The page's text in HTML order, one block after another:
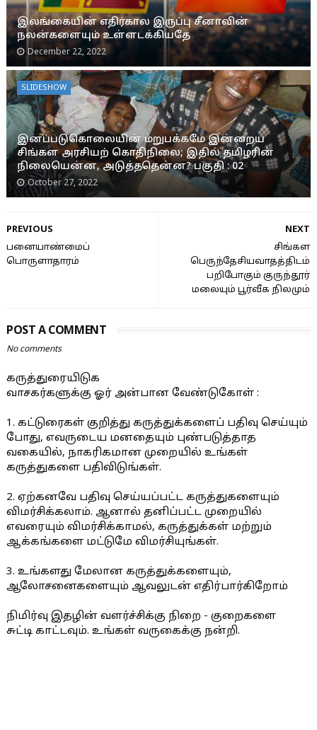
இலங்கையின் எதிர்கால இருப்பு சீனாவின்
நலன்களையும் உள்ளடக்கியதே
December 22, 2022
SLIDESHOW
இனப்படுகொலையின் மறுபக்கமே இன்றைய
சிங்கள அரசியற் கொதிநிலை; இதில் தமிழரின்
நிலையென்ன, அடுத்ததென்ன? பகுதி : 02
October 27, 2022
NEXT
சிங்கள
பெருந்தேசியவாதத்திடம்
பறிபோகும் குருந்தூர்
மலையும் பூர்வீக நிலமும்
PREVIOUS
பனையாண்மைப்
பொருளாதாரம்
POST A COMMENT
No comments
கருத்துரையிடுக
வாசகர்களுக்கு ஓர் அன்பான வேண்டுகோள் :
1. கட்டுரைகள் குறித்து கருத்துக்களைப் பதிவு செய்யும்
போது, எவருடைய மனதையும் புண்படுத்தாத
வகையில், நாகரிகமான முறையில் உங்கள்
கருத்துகளை பதிவிடுங்கள்.
2. ஏற்கனவே பதிவு செய்யப்பட்ட கருத்துகளையும்
விமர்சிக்கலாம். ஆனால் தனிப்பட்ட முறையில்
எவரையும் விமர்சிக்காமல், கருத்துக்கள் மற்றும்
ஆக்கங்களை மட்டுமே விமர்சியுங்கள்.
3. உங்களது மேலான கருத்துக்களையும்,
ஆலோசனைகளையும் ஆவலுடன் எதிர்பார்கிறோம்
நிமிர்வு இதழின் வளர்ச்சிக்கு நிறை - குறைகளை
சுட்டி காட்டவும். உங்கள் வருகைக்கு நன்றி.